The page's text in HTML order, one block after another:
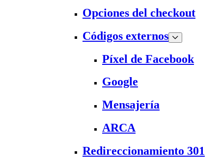
Opciones del checkout
Códigos externos
Píxel de Facebook
Google
Mensajería
ARCA
Redireccionamiento 301